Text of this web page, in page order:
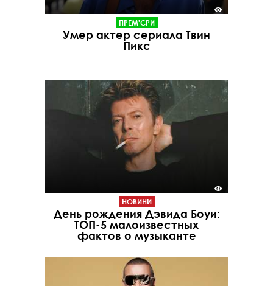
ПРЕМ'ЄРИ
Умер актер сериала Твин
Пикс
НОВИНИ
День рождения Дэвида Боуи:
ТОП-5 малоизвестных
фактов о музыканте